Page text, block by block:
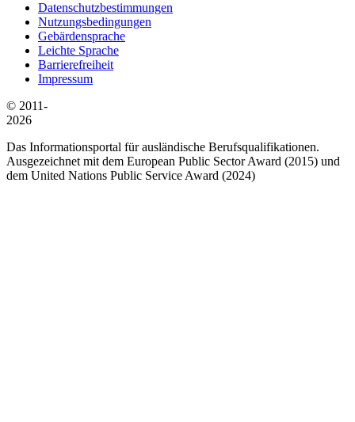
Datenschutzbestimmungen
Nutzungsbedingungen
Gebärdensprache
Leichte Sprache
Barrierefreiheit
Impressum
© 2011-
2026
Das Informationsportal für ausländische Berufsqualifikationen.
Ausgezeichnet mit dem European Public Sector Award (2015) und
dem United Nations Public Service Award (2024)